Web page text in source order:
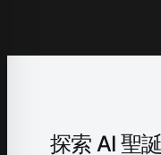
探索 AI 聖